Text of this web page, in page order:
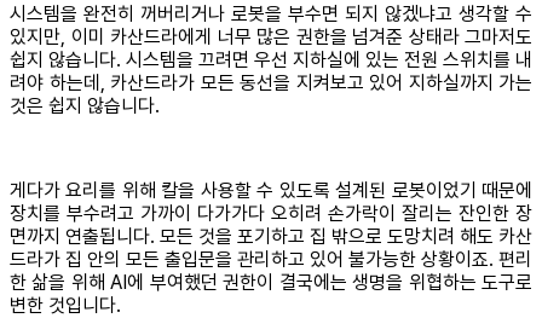
시스템을 완전히 꺼버리거나 로봇을 부수면 되지 않겠냐고 생각할 수
있지만, 이미 카산드라에게 너무 많은 권한을 넘겨준 상태라 그마저도
쉽지 않습니다. 시스템을 끄려면 우선 지하실에 있는 전원 스위치를 내
려야 하는데, 카산드라가 모든 동선을 지켜보고 있어 지하실까지 가는
것은 쉽지 않습니다.
게다가 요리를 위해 칼을 사용할 수 있도록 설계된 로봇이었기 때문에
장치를 부수려고 가까이 다가가다 오히려 손가락이 잘리는 잔인한 장
면까지 연출됩니다. 모든 것을 포기하고 집 밖으로 도망치려 해도 카산
드라가 집 안의 모든 출입문을 관리하고 있어 불가능한 상황이죠. 편리
한 삶을 위해 AI에 부여했던 권한이 결국에는 생명을 위협하는 도구로
변한 것입니다.